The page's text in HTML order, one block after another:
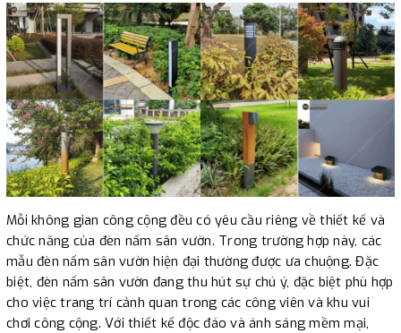
Mỗi không gian công cộng đều có yêu cầu riêng về thiết kế và
chức năng của đèn nấm sân vườn. Trong trường hợp này, các
mẫu đèn nấm sân vườn hiện đại thường được ưa chuộng. Đặc
biệt, đèn nấm sân vườn đang thu hút sự chú ý, đặc biệt phù hợp
cho việc trang trí cảnh quan trong các công viên và khu vui
chơi công cộng. Với thiết kế độc đáo và ánh sáng mềm mại,